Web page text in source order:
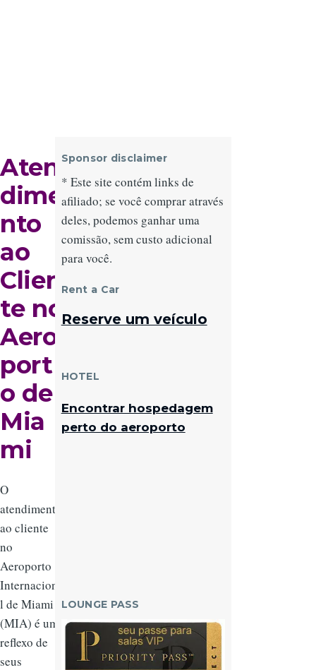
Aten
dime
nto
ao
Clien
te no
Aero
port
o de
Mia
mi
O
atendimento
ao cliente
no
Aeroporto
Internaciona
l de Miami
(MIA) é um
reflexo de
seus
Sponsor disclaimer
* Este site contém links de
afiliado; se você comprar através
deles, podemos ganhar uma
comissão, sem custo adicional
para você.
Rent a Car
Reserve um veículo
HOTEL
Encontrar hospedagem
perto do aeroporto
LOUNGE PASS